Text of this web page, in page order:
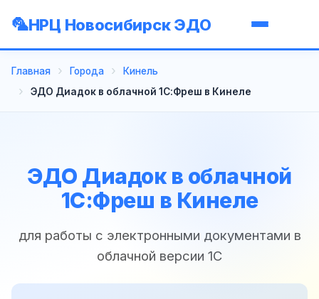
НРЦ Новосибирск ЭДО
Главная Города
Кинель
ЭДО Диадок в облачной 1С:Фреш в Кинеле
ЭДО Диадок в облачной
1С:Фреш в Кинеле
для работы с электронными документами в
облачной версии 1С